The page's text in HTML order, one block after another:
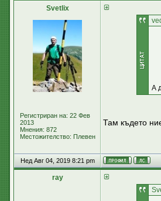
Svetlix
Регистриран на: 22 Фев
2013
Мнения: 872
Местожителство: Плевен
А
Там където
Нед Авг 04, 2019 8:21 pm
ray